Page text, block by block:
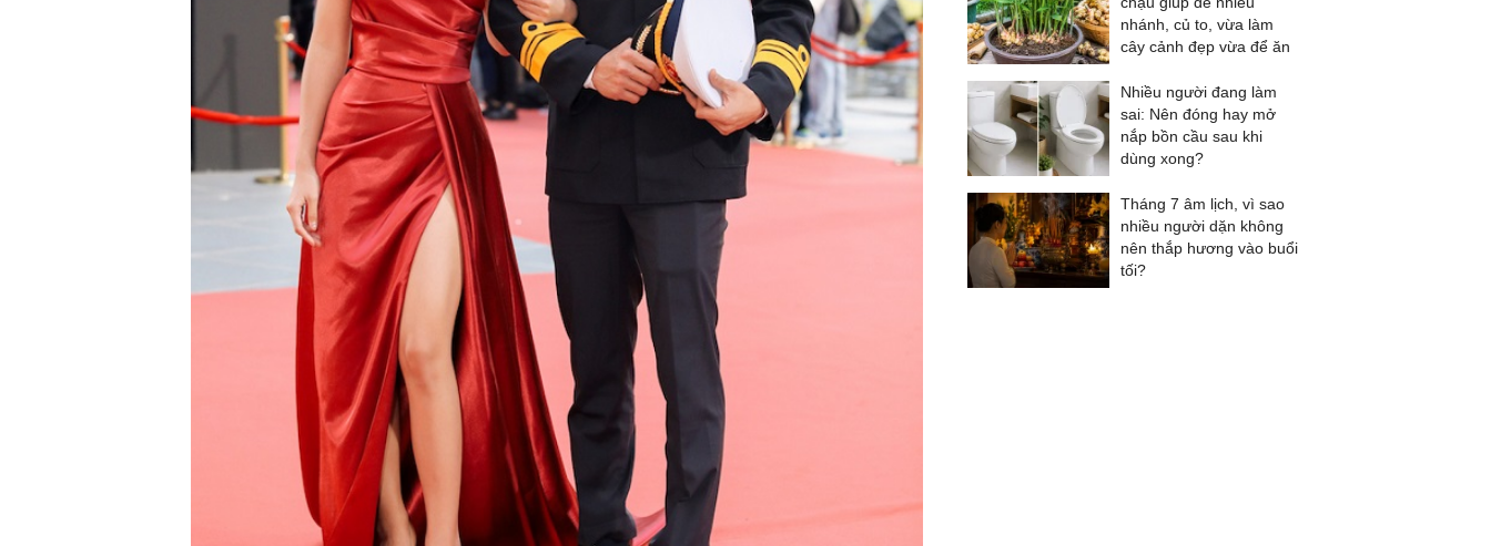
nhánh, củ to, vừa làm
cây cảnh đẹp vừa để ăn
Nhiều người đang làm
sai: Nên đóng hay mở
nắp bồn cầu sau khi
dùng xong?
Tháng 7 âm lịch, vì sao
nhiều người dặn không
nên thắp hương vào buổi
tối?